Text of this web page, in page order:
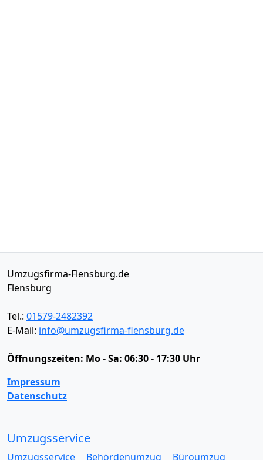
Umzugsfirma-Flensburg.de
Flensburg
Tel.: 01579-2482392
E-Mail: info@umzugsfirma-flensburg.de
Öffnungszeiten: Mo - Sa: 06:30 - 17:30 Uhr
Impressum
Datenschutz
Umzugsservice
Umzugsservice Behördenumzug
Büroumzug